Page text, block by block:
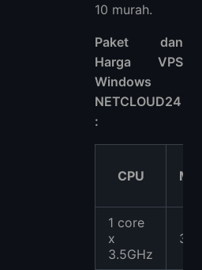
10 murah.
Paket dan
Harga VPS
Windows
NETCLOUD24
:
CPU
1 core
x
3.5GHz